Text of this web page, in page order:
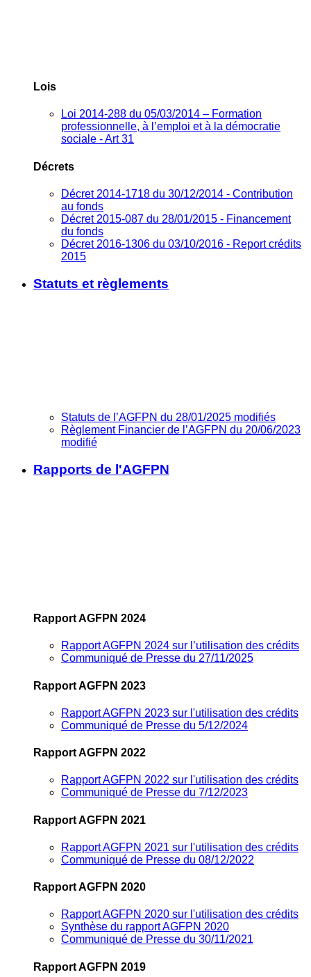
Lois
Loi 2014-288 du 05/03/2014 – Formation
professionnelle, à l’emploi et à la démocratie
sociale - Art 31
Décrets
Décret 2014-1718 du 30/12/2014 - Contribution
au fonds
Décret 2015-087 du 28/01/2015 - Financement
du fonds
Décret 2016-1306 du 03/10/2016 - Report crédits
2015
Statuts et règlements
Statuts de l’AGFPN du 28/01/2025 modifiés
Règlement Financier de l’AGFPN du 20/06/2023
modifié
Rapports de l'AGFPN
Rapport AGFPN 2024
Rapport AGFPN 2024 sur l’utilisation des crédits
Communiqué de Presse du 27/11/2025
Rapport AGFPN 2023
Rapport AGFPN 2023 sur l'utilisation des crédits
Communiqué de Presse du 5/12/2024
Rapport AGFPN 2022
Rapport AGFPN 2022 sur l'utilisation des crédits
Communiqué de Presse du 7/12/2023
Rapport AGFPN 2021
Rapport AGFPN 2021 sur l'utilisation des crédits
Communiqué de Presse du 08/12/2022
Rapport AGFPN 2020
Rapport AGFPN 2020 sur l'utilisation des crédits
Synthèse du rapport AGFPN 2020
Communiqué de Presse du 30/11/2021
Rapport AGFPN 2019